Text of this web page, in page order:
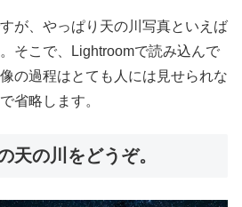
が、やっぱり天の川写真といえば
そこで、Lightroomで読み込んで
の過程はとても人には見せられな
省略します。
天の川をどうぞ。